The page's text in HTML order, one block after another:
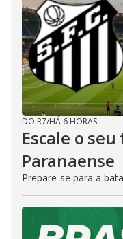
DO R7/HÁ 6 HORAS
Escale o
Paranaense
Prepare-se para a